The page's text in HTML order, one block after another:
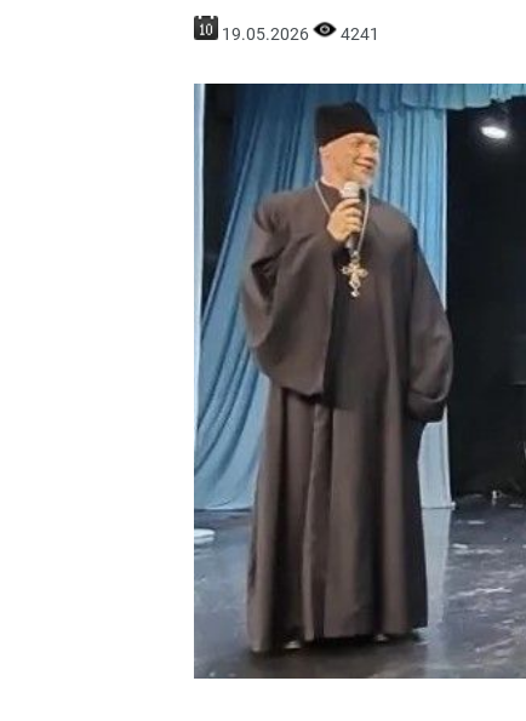
19.05.2026 4241